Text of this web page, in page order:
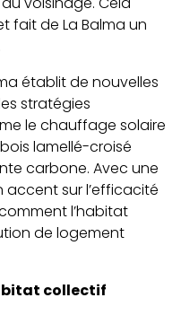
fait de La Balma un
établit de nouvelles
stratégies
le chauffage solaire
lamellé-croisé
carbone. Avec une
sur l’efficacité
l’habitat
de logement
collectif